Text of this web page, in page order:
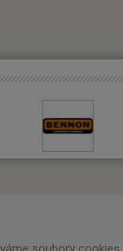
Máte